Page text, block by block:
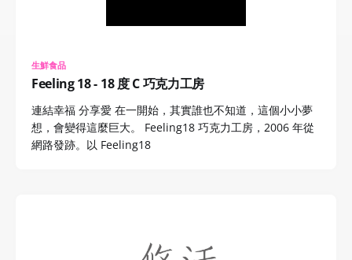
生鮮食品
Feeling 18 - 18 度 C 巧克力工房
連結幸福 分享愛 在一開始，其實誰也不知道，這個小小夢
想，會變得這麼巨大。 Feeling18 巧克力工房，2006 年從
網路發跡。以 Feeling18